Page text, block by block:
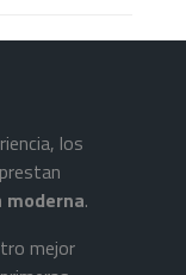
los
prestan
moderna.
mejor